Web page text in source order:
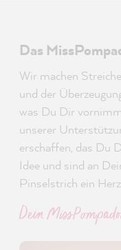
Das
Wir machen
und der
was Du Dir
unserer
erschaffen, das Du
Idee und sind an
Pinselstrich ein
Dein